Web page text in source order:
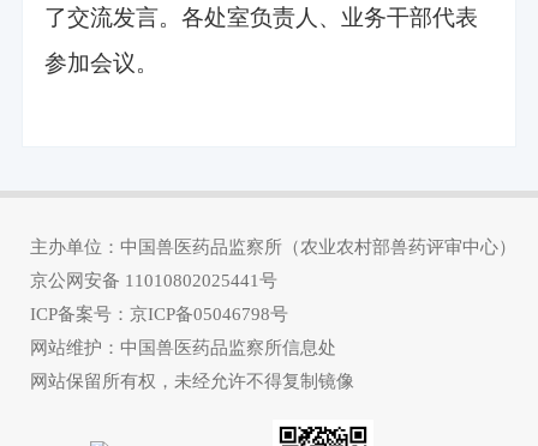
了交流发言。各处室负责人、业务干部代表
参加会议。
主办单位：中国兽医药品监察所（农业农村部兽药评审中心）
京公网安备 11010802025441号
ICP备案号：京ICP备05046798号
网站维护：中国兽医药品监察所信息处
网站保留所有权，未经允许不得复制镜像